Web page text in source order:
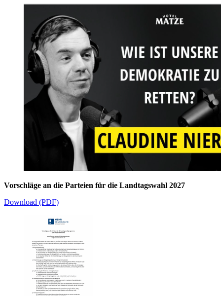
Vorschläge an die Parteien für die Landtagswahl 2027
Download (PDF)